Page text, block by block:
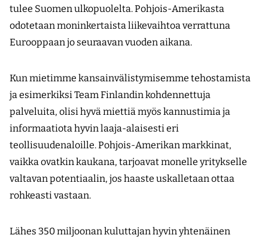
tulee Suomen ulkopuolelta. Pohjois-Amerikasta
odotetaan moninkertaista liikevaihtoa verrattuna
Eurooppaan jo seuraavan vuoden aikana.
Kun mietimme kansainvälistymisemme tehostamista
ja esimerkiksi Team Finlandin kohdennettuja
palveluita, olisi hyvä miettiä myös kannustimia ja
informaatiota hyvin laaja-alaisesti eri
teollisuudenaloille. Pohjois-Amerikan markkinat,
vaikka ovatkin kaukana, tarjoavat monelle yritykselle
valtavan potentiaalin, jos haaste uskalletaan ottaa
rohkeasti vastaan.
Lähes 350 miljoonan kuluttajan hyvin yhtenäinen